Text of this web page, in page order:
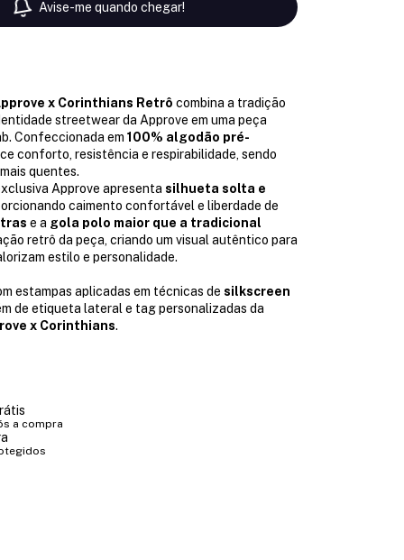
Avise-me quando chegar!
x Corinthians Retrô combina a tradição
streetwear da Approve em uma peça
Confeccionada em 100% algodão pré-
conforto, resistência e respirabilidade, sendo
quentes.
Approve apresenta silhueta solta e
caimento confortável e liberdade de
e a gola polo maior que a tradicional
retrô da peça, criando um visual autêntico para
estilo e personalidade.
estampas aplicadas em técnicas de silkscreen
de etiqueta lateral e tag personalizadas da
x Corinthians.
a compra